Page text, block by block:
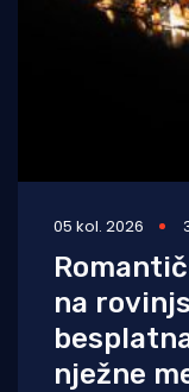
05 kol. 2026
na
nježne